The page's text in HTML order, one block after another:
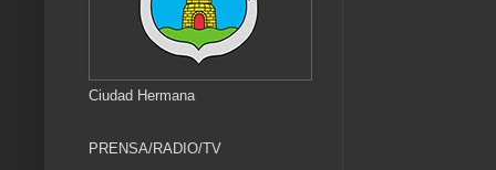
Ciudad Hermana
PRENSA/RADIO/TV